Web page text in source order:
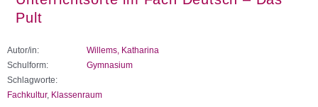
Pult
Autor/in:
Willems, Katharina
Schulform:
Gymnasium
Schlagworte:
Fachkultur, Klassenraum